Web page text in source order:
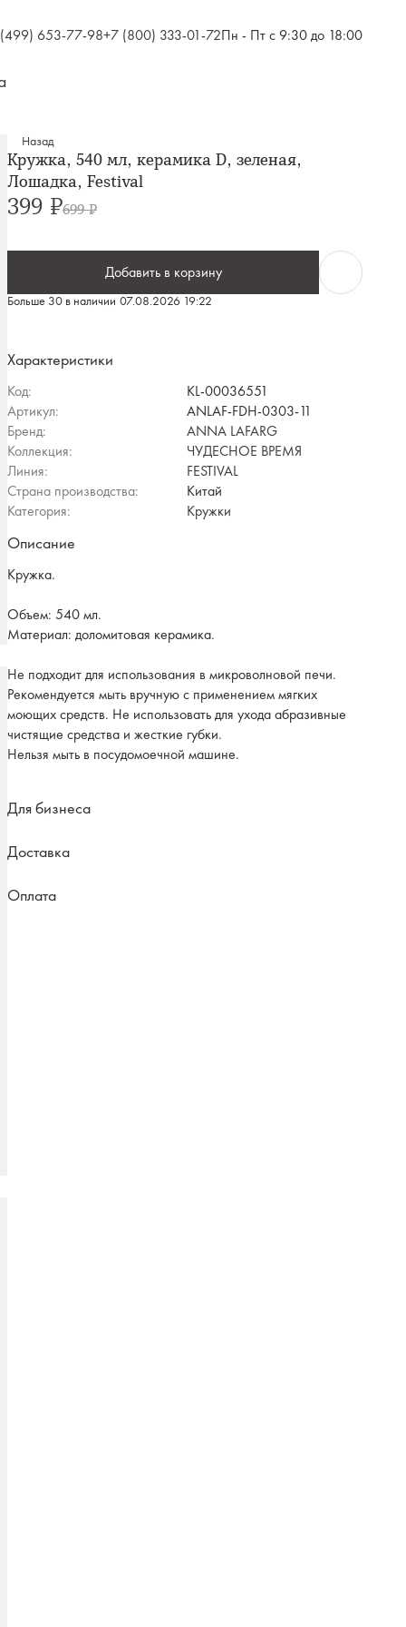
653-77-98+7 (800) 333-01-72Пн - Пт с 9:30 до 18:00
Назад
Кружка, 540 мл, керамика D, зеленая,
Лошадка, Festival
399 ₽699 ₽
Больше 30 в наличии 07.08.2026 19:22
Добавить в корзину
Характеристики
Код:
KL-00036551
Артикул:
ANLAF-FDH-0303-11
Бренд:
ANNA LAFARG
Коллекция:
ЧУДЕСНОЕ ВРЕМЯ
Линия:
FESTIVAL
Страна производства:
Китай
Категория:
Кружки
Описание
Кружка.
Объем: 540 мл.
Материал: доломитовая керамика.
Не подходит для использования в микроволновой печи.
Рекомендуется мыть вручную с применением мягких
моющих средств. Не использовать для ухода абразивные
чистящие средства и жесткие губки.
Нельзя мыть в посудомоечной машине.
Для бизнеса
Доставка
Оплата